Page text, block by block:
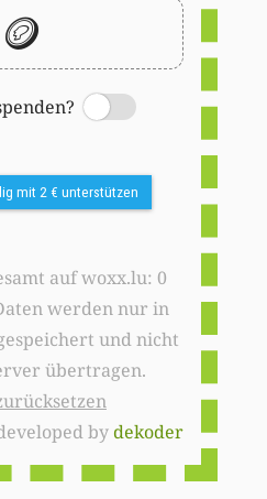
🪙
Switch
mit 2 € unterstützen
auf woxx.lu: 0
werden nur in
und nicht
übertragen.
bydekoder